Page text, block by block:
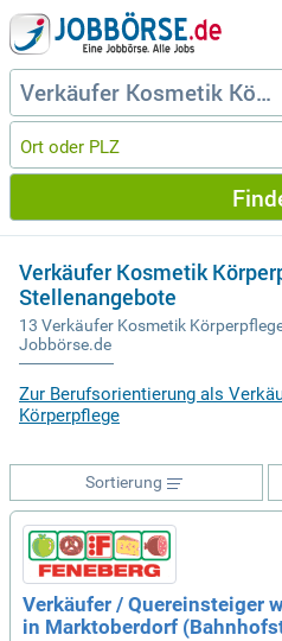
Verkäufer Kosmetik
Stellenangebote
13 Verkäufer Kosmetik
Jobbörse.de
Zur Berufsorientierung als
Körperpflege
Sortierung
Verkäufer / Quereinsteiger
in Marktoberdorf